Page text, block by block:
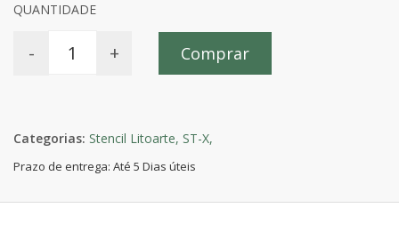
QUANTIDADE
- + Comprar
Categorias: Stencil Litoarte, ST-X,
Prazo de entrega: Até 5 Dias úteis